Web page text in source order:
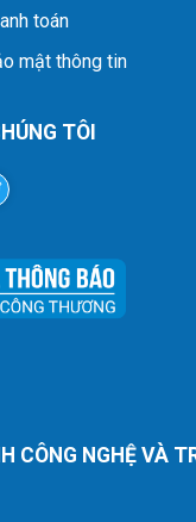
toán
mật thông tin
TÔI
CÔNG NGHỆ VÀ